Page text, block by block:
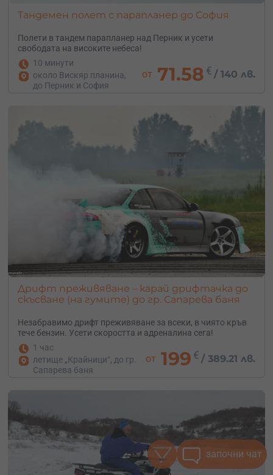
Тандемен полет с парапланер до София
Полети в тандем парапланер над Перник и усети
свободата на високите небеса!
10 минути
около Вискяр планина,
до Перник и София
от 71.58 € /140 лв.
Дрифт преживяване – карай дрифтачка до
скъсване (на гумите) до гр. Сапарева баня
Незабравимо дрифт преживяване за всеки, в чиято кръв
тече бензин. Усети скоростта и адреналина сега!
1 час
летище „Крайници“, до гр.
Сапарева баня
от 199 € /389.21 лв.
започни чат